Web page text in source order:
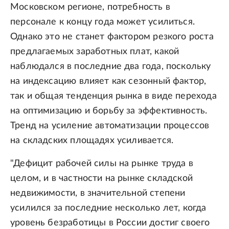
Московском регионе, потребность в
персонале к концу года может усилиться.
Однако это не станет фактором резкого роста
предлагаемых заработных плат, какой
наблюдался в последние два года, поскольку
на индексацию влияет как сезонный фактор,
так и общая тенденция рынка в виде перехода
на оптимизацию и борьбу за эффективность.
Тренд на усиление автоматизации процессов
на складских площадях усиливается.
"Дефицит рабочей силы на рынке труда в
целом, и в частности на рынке складской
недвижимости, в значительной степени
усилился за последние несколько лет, когда
уровень безработицы в России достиг своего